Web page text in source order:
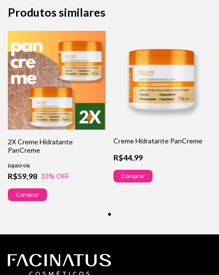
Produtos similares
2X Creme Hidratante
PanCreme
R$59,98
R$89,98
33% OFF
Comprar
Creme Hidratante PanCreme
R$44,99
Comprar